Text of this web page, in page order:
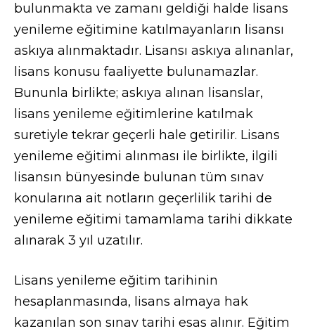
bulunmakta ve zamanı geldiği halde lisans
yenileme eğitimine katılmayanların lisansı
askıya alınmaktadır. Lisansı askıya alınanlar,
lisans konusu faaliyette bulunamazlar.
Bununla birlikte; askıya alınan lisanslar,
lisans yenileme eğitimlerine katılmak
suretiyle tekrar geçerli hale getirilir. Lisans
yenileme eğitimi alınması ile birlikte, ilgili
lisansın bünyesinde bulunan tüm sınav
konularına ait notların geçerlilik tarihi de
yenileme eğitimi tamamlama tarihi dikkate
alınarak 3 yıl uzatılır.
Lisans yenileme eğitim tarihinin
hesaplanmasında, lisans almaya hak
kazanılan son sınav tarihi esas alınır. Eğitim